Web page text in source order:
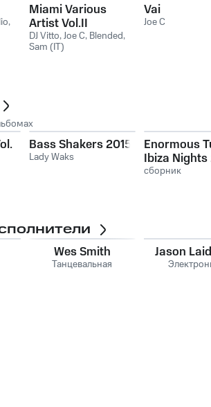
,
Miami Various
Artist Vol.II
DJ Vitto,Joe C, Blended,
Sam (IT)
Vai
Joe C
Bass Shakers 2015
Lady Waks
Enormous
Ibiza
сборник
Wes Smith
Танцевальная
Jason